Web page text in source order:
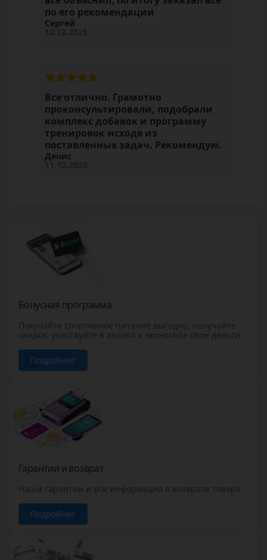
по его рекомендации
Сергей
Все отлично. Грамотно
проконсультировали, подобрали
комплекс добавок и программу
тренировок исходя из
поставленных задач. Рекомендую.
Денис
Бонусная программа
Покупайте спортивное питание выгодно, получайте
скидки, участвуйте в акциях и экономьте свои деньги.
Подробнее
Гарантии и возврат
Наши гарантии и вся информация о возврате товара.
Подробнее